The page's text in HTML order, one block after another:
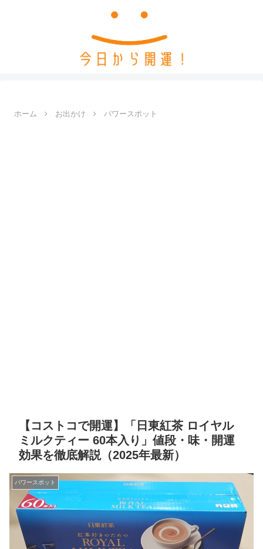
ホーム お出かけ パワースポット
【コストコで開運】「日東紅茶 ロイヤル
ミルクティー 60本入り」値段・味・開運
効果を徹底解説（2025年最新）
パワースポット